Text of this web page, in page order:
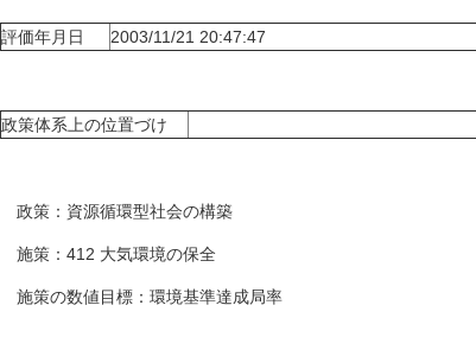
評価年月日 2003/11/21 20:47:47
政策体系上の位置づけ
政策：資源循環型社会の構築
施策：412 大気環境の保全
施策の数値目標：環境基準達成局率